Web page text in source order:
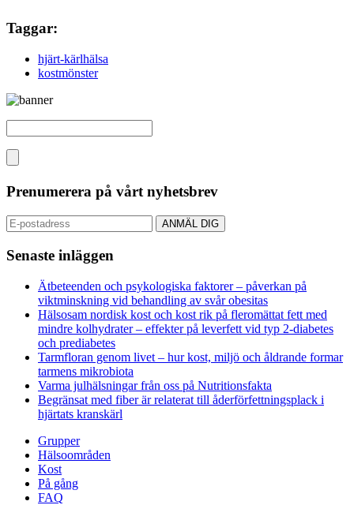
Taggar:
hjärt-kärlhälsa
kostmönster
Prenumerera på vårt nyhetsbrev
Senaste inläggen
Ätbeteenden och psykologiska faktorer – påverkan på
viktminskning vid behandling av svår obesitas
Hälsosam nordisk kost och kost rik på fleromättat fett med
mindre kolhydrater – effekter på leverfett vid typ 2-diabetes
och prediabetes
Tarmfloran genom livet – hur kost, miljö och åldrande formar
tarmens mikrobiota
Varma julhälsningar från oss på Nutritionsfakta
Begränsat med fiber är relaterat till åderförfettningsplack i
hjärtats kranskärl
Grupper
Hälsoområden
Kost
På gång
FAQ